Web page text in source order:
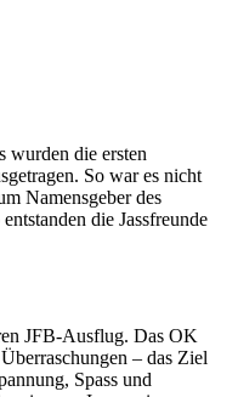
wurden die ersten
So war es nicht
Namensgeber des
die Jassfreunde
JFB-Ausflug. Das OK
– das Ziel
Spass und